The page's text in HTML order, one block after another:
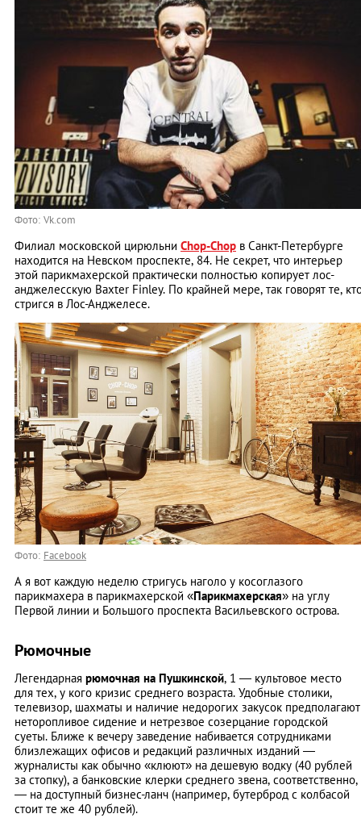
Фото: Vk.com
Филиал московской цирюльни Chop-Chop в Санкт-Петербурге
находится на Невском проспекте, 84. Не секрет, что интерьер
этой парикмахерской практически полностью копирует лос-
анджелесскую Baxter Finley. По крайней мере, так говорят те,
стригся в Лос-Анджелесе.
Фото: Facebook
А я вот каждую неделю стригусь наголо у косоглазого
парикмахера в парикмахерской «Парикмахерская» на углу
Первой линии и Большого проспекта Васильевского острова.
Рюмочные
Легендарная рюмочная на Пушкинской, 1 — культовое место
для тех, у кого кризис среднего возраста. Удобные столики,
телевизор, шахматы и наличие недорогих закусок предполагают
неторопливое сидение и нетрезвое созерцание городской
суеты. Ближе к вечеру заведение набивается сотрудниками
близлежащих офисов и редакций различных изданий —
журналисты как обычно «клюют» на дешевую водку (40 рублей
за стопку), а банковские клерки среднего звена, соответственно,
— на доступный бизнес-ланч (например, бутерброд с колбасой
стоит те же 40 рублей).